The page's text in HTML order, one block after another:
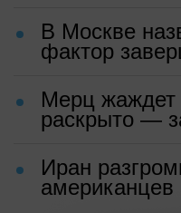
В Москве
фактор
Мерц жаждет
раскрыто —
Иран
американцев